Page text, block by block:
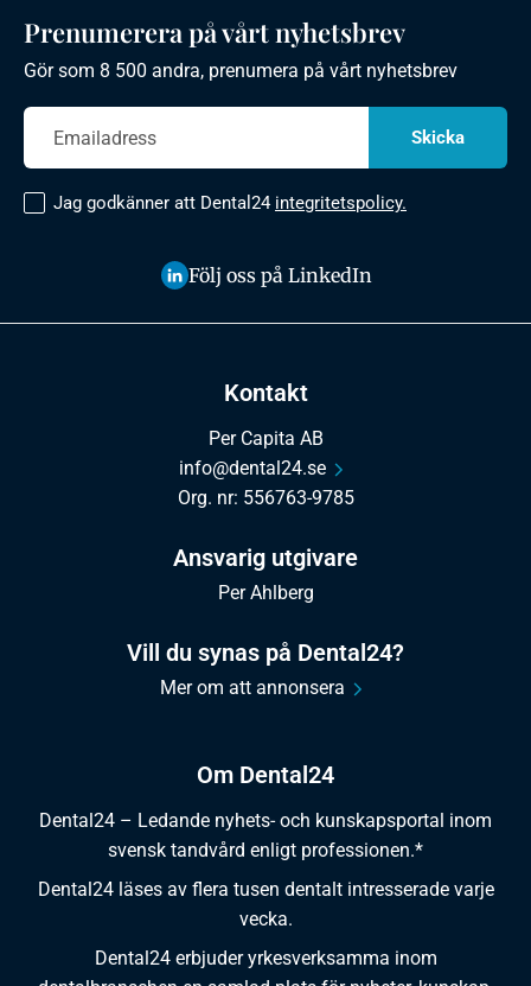
Om Dental24
Dental24 – Ledande nyhets- och kunskapsportal inom
svensk tandvård enligt professionen.*
Dental24 läses av flera tusen dentalt intresserade varje
vecka.
Dental24 erbjuder yrkesverksamma inom
Kontakt
Per Capita AB
info@dental24.se
Org. nr: 556763-9785
Ansvarig utgivare
Per Ahlberg
Vill du synas på Dental24?
Mer om att annonsera
Prenumerera på vårt nyhetsbrev
Gör som 8 500 andra, prenumera på vårt nyhetsbrev
Jag godkänner att Dental24 integritetspolicy.
Följ oss på LinkedIn